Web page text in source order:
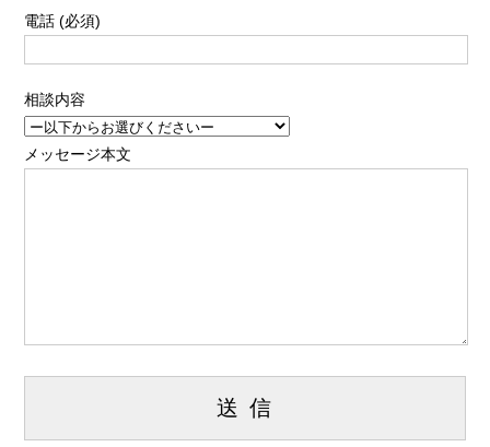
電話 (必須)
相談内容
メッセージ本文